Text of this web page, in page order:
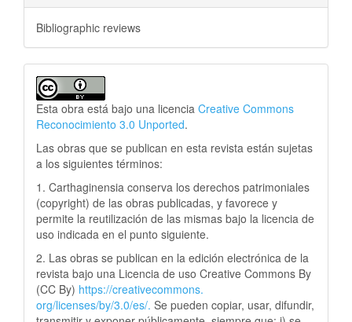
Bibliographic reviews
Esta obra está bajo una licencia Creative Commons
Reconocimiento 3.0 Unported.
Las obras que se publican en esta revista están sujetas
a los siguientes términos:
1. Carthaginensia conserva los derechos patrimoniales
(copyright) de las obras publicadas, y favorece y
permite la reutilización de las mismas bajo la licencia de
uso indicada en el punto siguiente.
2. Las obras se publican en la edición electrónica de la
revista bajo una Licencia de uso Creative Commons By
(CC By) https://creativecommons.
org/licenses/by/3.0/es/. Se pueden copiar, usar, difundir,